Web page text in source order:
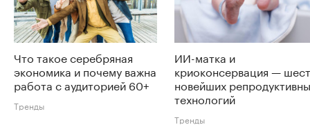
Что такое серебряная
экономика и почему важна
работа с аудиторией 60+
Тренды
ИИ-матка и
криоконсервация —
новейших
технологий
Тренды